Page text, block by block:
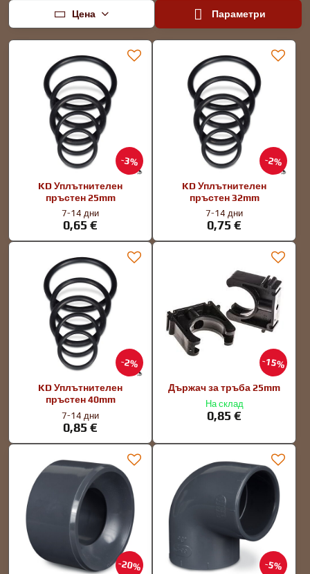
Цена Параметри
3%
KD Уплътнителен
пръстен 25mm
7-14 дни
0,65 €
2%
KD Уплътнителен
пръстен 32mm
7-14 дни
0,75 €
2%
KD Уплътнителен
пръстен 40mm
7-14 дни
0,85 €
15%
Държач за тръба 25mm
На склад
0,85 €
20% 5%